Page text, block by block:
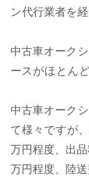
ン代行業者を
中古車オーク
ースがほとんど
中古車オーク
て様々ですが
万円程度、出
万円程度、陸